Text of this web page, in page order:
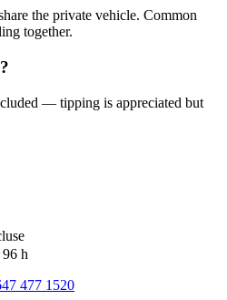
the private vehicle. Common
together.
— tipping is appreciated but
h
477 1520